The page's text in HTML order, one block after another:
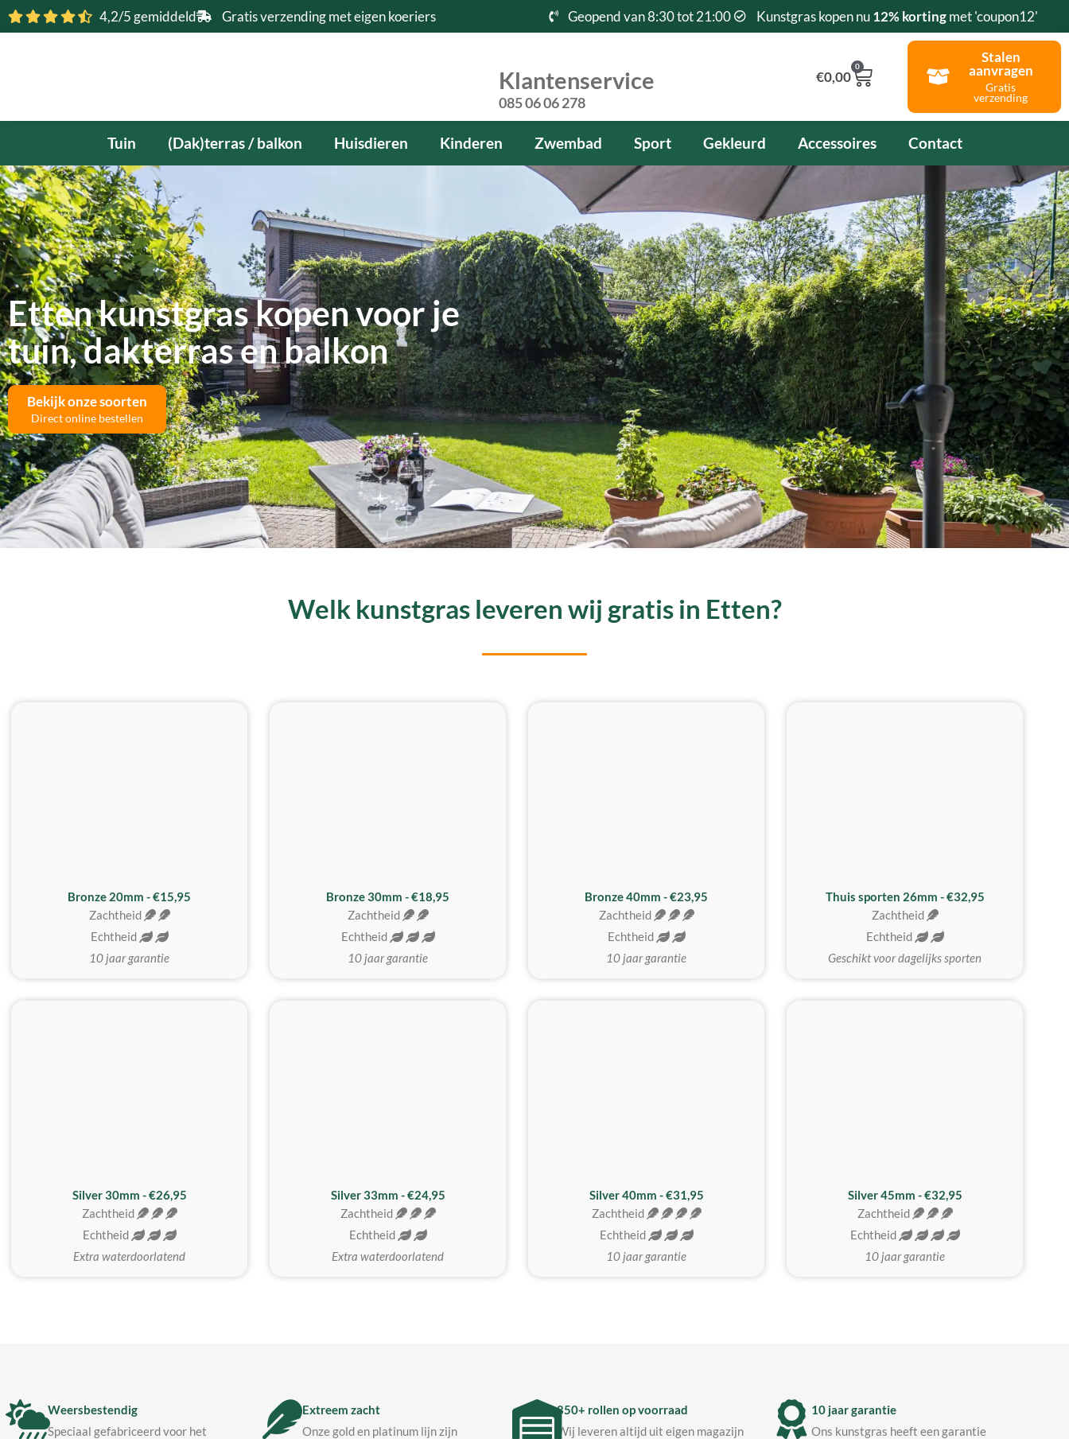
Ga
naar
4,2/5 gemiddeld Gratis verzending met eigen koeriers Geopend van 8:30 tot 21:00 Kunstgras kopen nu12% kortingmet 'coupon12'
Klantenservice
085 06 06 278
€0,00
0
Winkelwagen
Stalen
aanvragen
Gratis
verzending
Tuin (Dak)terras / balkon Huisdieren Kinderen Zwembad Sport Gekleurd Accessoires Contact
Etten kunstgras kopen voor je
tuin, dakterras en balkon
Bekijk onze soorten
Direct online bestellen
Welk kunstgras leveren wij gratis in Etten?
Bronze 20mm - €15,95
Zachtheid
Echtheid
10 jaar garantie
Bronze 30mm - €18,95
Zachtheid
Echtheid
10 jaar garantie
Bronze 40mm - €23,95
Zachtheid
Echtheid
10 jaar garantie
Thuis sporten 26mm - €32,95
Zachtheid
Echtheid
Geschikt voor dagelijks sporten
Silver 30mm - €26,95
Zachtheid
Echtheid
Extra waterdoorlatend
Silver 33mm - €24,95
Zachtheid
Echtheid
Extra waterdoorlatend
Silver 40mm - €31,95
Zachtheid
Echtheid
10 jaar garantie
MEEST GEKOZEN
Silver 45mm - €32,95
Zachtheid
Echtheid
10 jaar garantie
Weersbestendig
Speciaal gefabriceerd voor het
Extreem zacht
Onze gold en platinum lijn zijn
850+ rollen op voorraad
Wij leveren altijd uit eigen magazijn
10 jaar garantie
Ons kunstgras heeft een garantie